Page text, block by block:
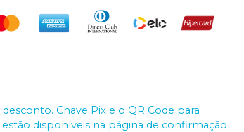
desconto. Chave Pix e o QR Code para
disponíveis na página de confirmação